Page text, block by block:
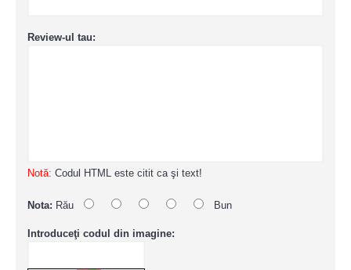
Review-ul tau:
Notă: Codul HTML este citit ca şi text!
Nota: Rău Bun
Introduceţi codul din imagine: